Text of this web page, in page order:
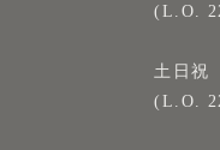
(L.O.
土日祝
(L.O.